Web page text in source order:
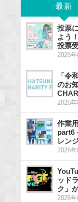
最新
投票
よう
投票
2026
「令
のお
2026
作業
part6
レン
2026
ッド
ク」
2026